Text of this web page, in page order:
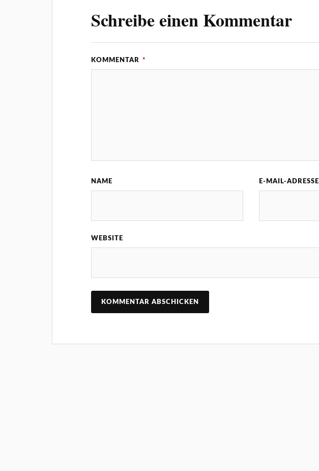
Schreibe einen Kommentar
KOMMENTAR *
NAME E-MAIL-ADRESSE
WEBSITE